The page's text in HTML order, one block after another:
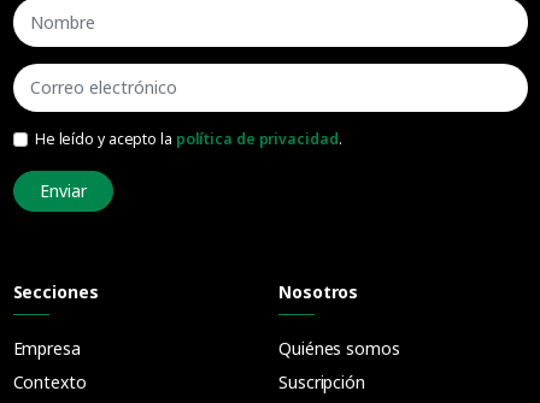
He leído y acepto la política de privacidad.
Enviar
Secciones
Empresa
Contexto
Nosotros
Quiénes somos
Suscripción